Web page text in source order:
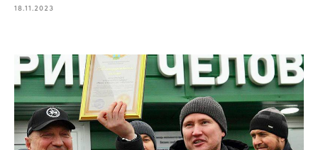
18.11.2023